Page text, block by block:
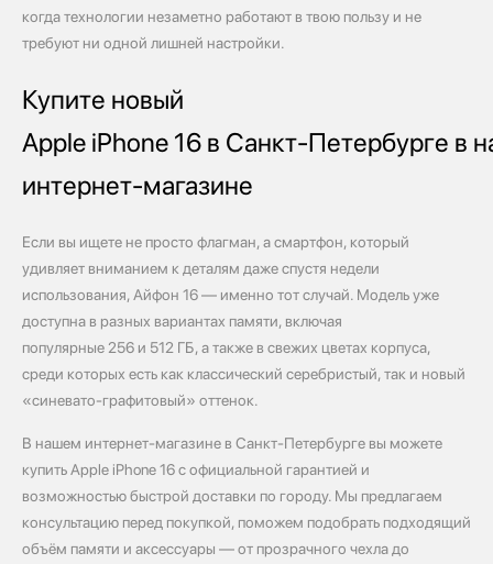
когда технологии незаметно работают в твою пользу и не
требуют ни одной лишней настройки.
Купите новый
Apple iPhone 16 в Санкт‑Петербурге в
интернет‑магазине
Если вы ищете не просто флагман, а смартфон, который
удивляет вниманием к деталям даже спустя недели
использования, Айфон 16 — именно тот случай. Модель уже
доступна в разных вариантах памяти, включая
популярные 256 и 512 ГБ, а также в свежих цветах корпуса,
среди которых есть как классический серебристый, так и новый
«синевато‑графитовый» оттенок.
В нашем интернет‑магазине в Санкт‑Петербурге вы можете
купить Apple iPhone 16 с официальной гарантией и
возможностью быстрой доставки по городу. Мы предлагаем
консультацию перед покупкой, поможем подобрать подходящий
объём памяти и аксессуары — от прозрачного чехла до